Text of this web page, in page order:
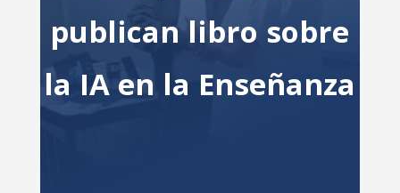
publican libro sobre
la IA en la Enseñanza